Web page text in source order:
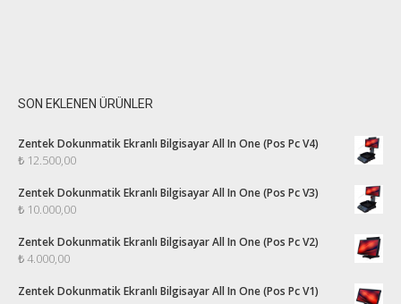
SON EKLENEN ÜRÜNLER
Zentek Dokunmatik Ekranlı Bilgisayar All In One (Pos Pc V4)
₺ 12.500,00
Zentek Dokunmatik Ekranlı Bilgisayar All In One (Pos Pc V3)
₺ 10.000,00
Zentek Dokunmatik Ekranlı Bilgisayar All In One (Pos Pc V2)
₺4.000,00
Zentek Dokunmatik Ekranlı Bilgisayar All In One (Pos Pc V1)